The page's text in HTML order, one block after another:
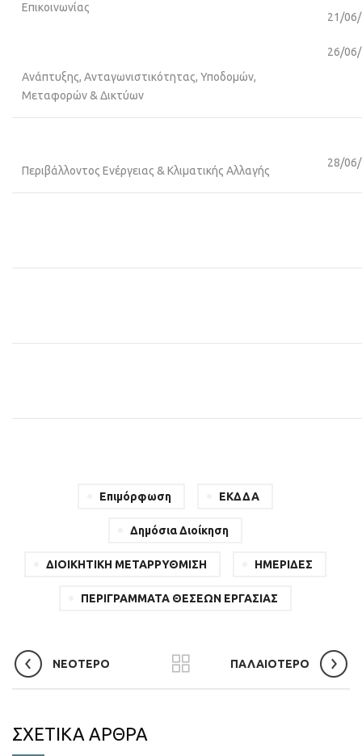
Επικοινωνίας
Ανάπτυξης, Ανταγωνιστικότητας, Υποδομών,
Μεταφορών & Δικτύων
21/
26/
Περιβάλλοντος Ενέργειας & Κλιματικής Αλλαγής
28/
Επιμόρφωση ΕΚΔΔΑ
Δημόσια Διοίκηση
ΔΙΟΙΚΗΤΙΚΗ ΜΕΤΑΡΡΥΘΜΙΣΗ ΗΜΕΡΙΔΕΣ
ΠΕΡΙΓΡΑΜΜΑΤΑ ΘΕΣΕΩΝ ΕΡΓΑΣΙΑΣ
ΝΕΟΤΕΡΟ ΠΑΛΑΙΟΤΕΡΟ
ΣΧΕΤΙΚΑ ΑΡΘΡΑ